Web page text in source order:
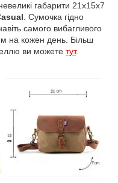
габарити 21х15х7
. Сумочка гідно
самого вибагливого
на кожен день. Більш
ви можете тут.